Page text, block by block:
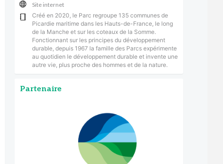
Site internet
Créé en 2020, le Parc regroupe 135 communes de
Picardie maritime dans les Hauts-de-France, le long
de la Manche et sur les coteaux de la Somme.
Fonctionnant sur les principes du développement
durable, depuis 1967 la famille des Parcs expérimente
au quotidien le développement durable et invente une
autre vie, plus proche des hommes et de la nature.
Partenaire